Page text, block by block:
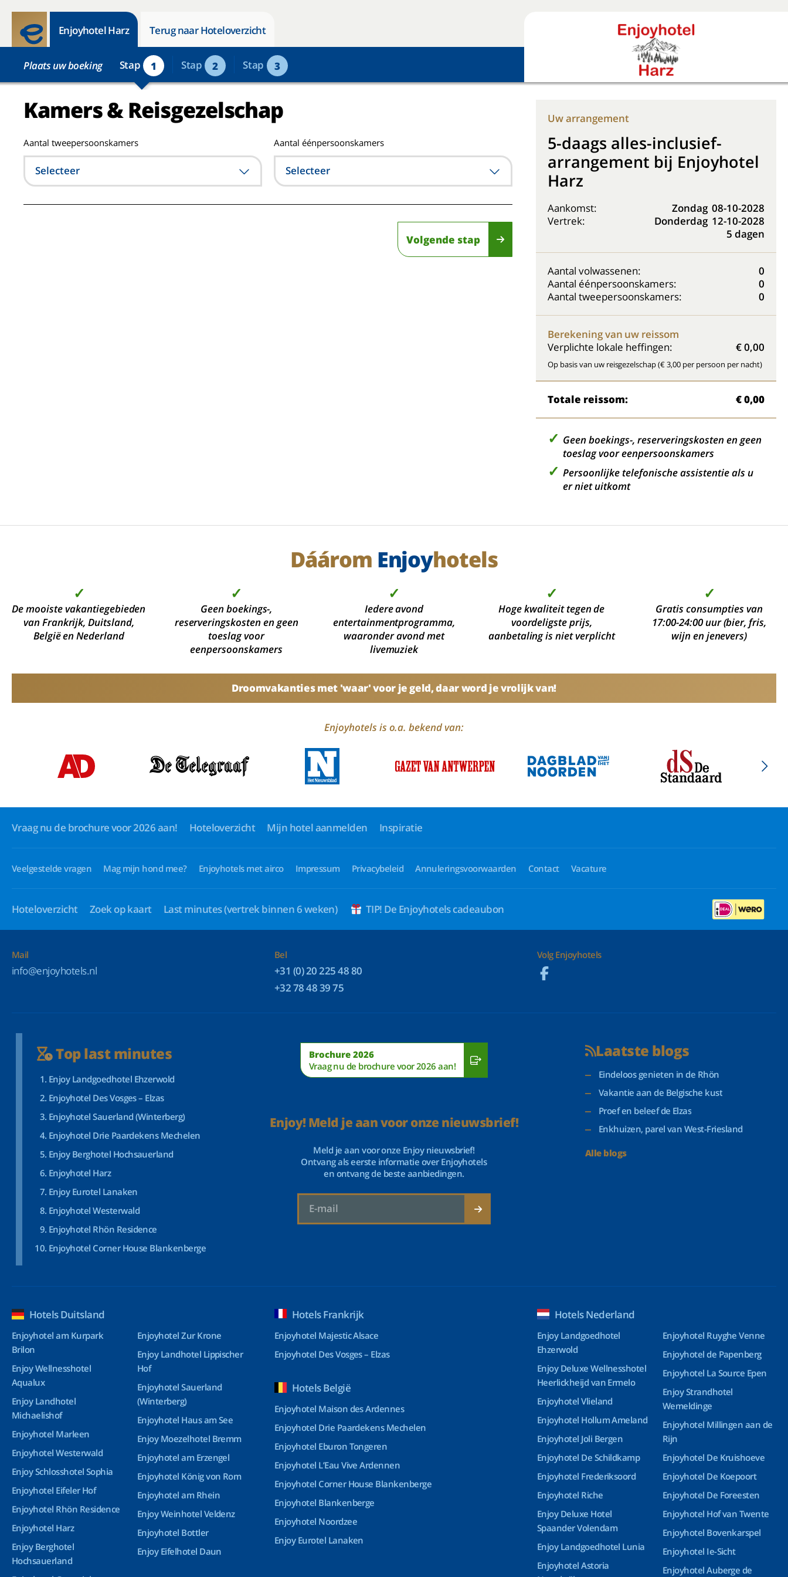
+31 (0) 20 225 48 80
Enjoyhotel Harz Terug naar Hoteloverzicht
Plaats uw boeking Stap 1 Stap 2 Stap 3
Kamers & Reisgezelschap
Aantal tweepersoonskamers
Selecteer
Aantal éénpersoonskamers
Selecteer
Volgende stap
Uw arrangement
5-daags alles-inclusief-
arrangement bij Enjoyhotel
Harz
Aankomst: Zondag 08-10-2028
Vertrek:
Donderdag 12-10-2028
5 dagen
Aantal volwassenen:
0
Aantal éénpersoonskamers:
0
Aantal tweepersoonskamers:
0
Berekening van uw reissom
Verplichte lokale heffingen:
€ 0,00
Op basis van uw reisgezelschap (€ 3,00 per persoon per nacht)
Totale reissom: € 0,00
Geen boekings-, reserveringskosten en geen
toeslag voor eenpersoonskamers
Persoonlijke telefonische assistentie als u
er niet uitkomt
Dáárom Enjoyhotels
✓
De mooiste vakantiegebieden
van Frankrijk, Duitsland,
België en Nederland
✓
Geen boekings-,
reserveringskosten en geen
toeslag voor
eenpersoonskamers
✓
Iedere avond
entertainmentprogramma,
waaronder avond met
livemuziek
✓
Hoge kwaliteit tegen de
voordeligste prijs,
aanbetaling is niet verplicht
✓
Gratis consumpties van
17:00-24:00 uur (bier, fris,
wijn en jenevers)
Droomvakanties met 'waar' voor je geld, daar word je vrolijk van!
Enjoyhotels is o.a. bekend van:
Vraag nu de brochure voor 2026 aan! Hoteloverzicht Mijn hotel aanmelden Inspiratie
Veelgestelde vragen Mag mijn hond mee? Enjoyhotels met airco Impressum Privacybeleid Annuleringsvoorwaarden Contact Vacature
Hoteloverzicht Zoek op kaart Last minutes(vertrek binnen 6 weken) TIP! De Enjoyhotels cadeaubon
Mail
info@enjoyhotels.nl
Bel
+31 (0) 20 225 48 80
+32 78 48 39 75
Volg Enjoyhotels
Top last minutes
Enjoy Landgoedhotel Ehzerwold
Enjoyhotel Des Vosges – Elzas
Enjoyhotel Sauerland (Winterberg)
Enjoyhotel Drie Paardekens Mechelen
Enjoy Berghotel Hochsauerland
Enjoyhotel Harz
Enjoy Eurotel Lanaken
Enjoyhotel Westerwald
Enjoyhotel Rhön Residence
Enjoyhotel Corner House Blankenberge
Brochure 2026
Vraag nu de brochure voor 2026 aan!
Enjoy! Meld je aan voor onze nieuwsbrief!
Meld je aan voor onze Enjoy nieuwsbrief!
Ontvang als eerste informatie over Enjoyhotels
en ontvang de beste aanbiedingen.
Laatste blogs
Eindeloos genieten in de Rhön
Vakantie aan de Belgische kust
Proef en beleef de Elzas
Enkhuizen, parel van West-Friesland
Alle blogs
Hotels Duitsland
Enjoyhotel am Kurpark
Brilon
Enjoy Wellnesshotel
Aqualux
Enjoy Landhotel
Michaelishof
Enjoyhotel Marleen
Enjoyhotel Westerwald
Enjoy Schlosshotel Sophia
Enjoyhotel Eifeler Hof
Enjoyhotel Rhön Residence
Enjoyhotel Harz
Enjoy Berghotel
Hochsauerland
Enjoyhotel Zur Krone
Enjoy Landhotel Lippischer
Hof
Enjoyhotel Sauerland
(Winterberg)
Enjoyhotel Haus am See
Enjoy Moezelhotel Bremm
Enjoyhotel am Erzengel
Enjoyhotel König von Rom
Enjoyhotel am Rhein
Enjoy Weinhotel Veldenz
Enjoyhotel Bottler
Enjoy Eifelhotel Daun
Hotels Frankrijk
Enjoyhotel Majestic Alsace
Enjoyhotel Des Vosges – Elzas
Hotels België
Enjoyhotel Maison des Ardennes
Enjoyhotel Drie Paardekens Mechelen
Enjoyhotel Eburon Tongeren
Enjoyhotel L’Eau Vive Ardennen
Enjoyhotel Corner House Blankenberge
Enjoyhotel Blankenberge
Enjoyhotel Noordzee
Enjoy Eurotel Lanaken
Hotels Nederland
Enjoy Landgoedhotel
Ehzerwold
Enjoy Deluxe Wellnesshotel
Heerlickheijd van Ermelo
Enjoyhotel Vlieland
Enjoyhotel Hollum Ameland
Enjoyhotel Joli Bergen
Enjoyhotel De Schildkamp
Enjoyhotel Frederiksoord
Enjoyhotel Riche
Enjoy Deluxe Hotel
Spaander Volendam
Enjoy Landgoedhotel Lunia
Enjoyhotel Astoria
Enjoyhotel Ruyghe Venne
Enjoyhotel de Papenberg
Enjoyhotel La Source Epen
Enjoy Strandhotel
Wemeldinge
Enjoyhotel Millingen aan de
Rijn
Enjoyhotel De Kruishoeve
Enjoyhotel De Koepoort
Enjoyhotel De Foreesten
Enjoyhotel Hof van Twente
Enjoyhotel Bovenkarspel
Enjoyhotel Ie-Sicht
Enjoyhotel Auberge de